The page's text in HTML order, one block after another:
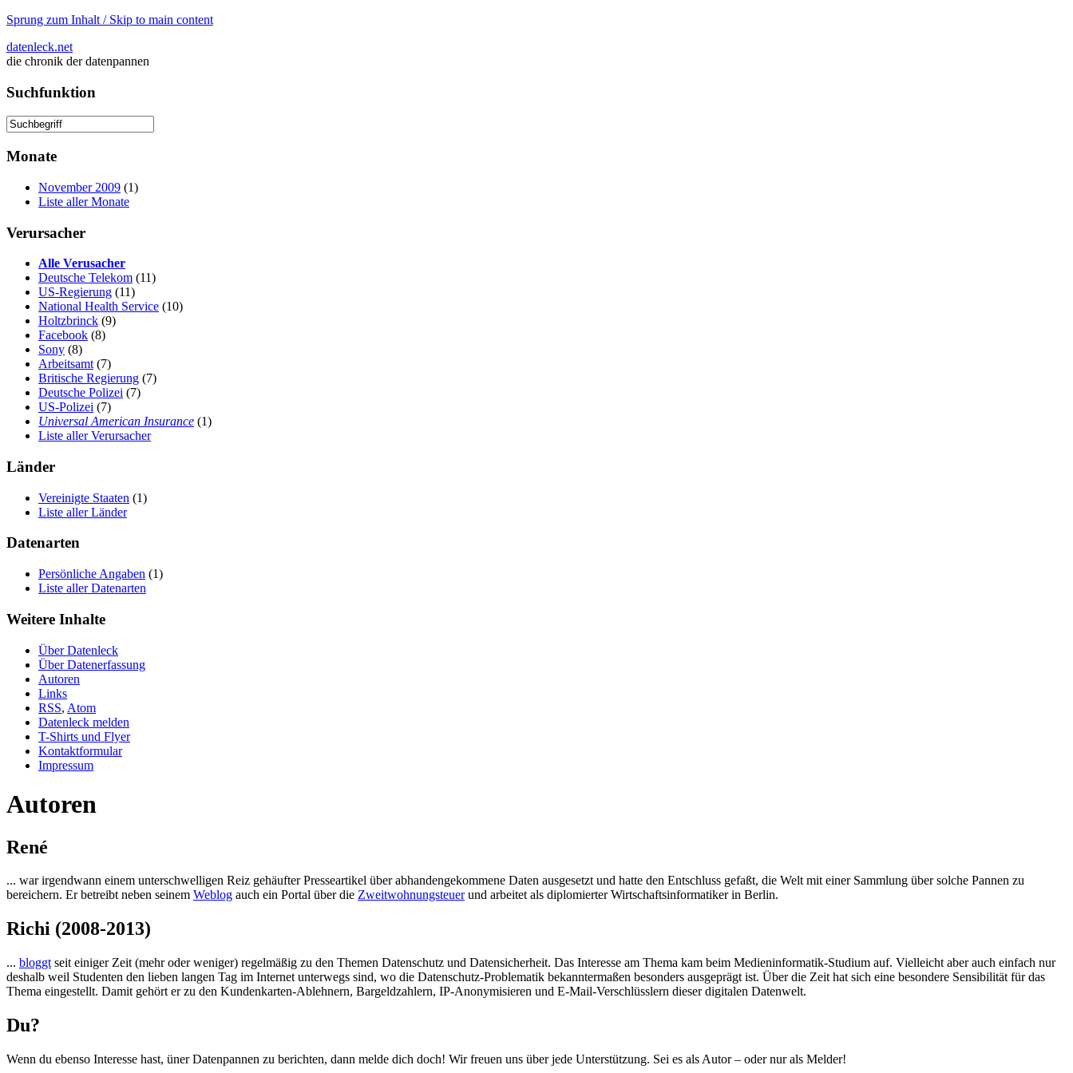
Sprung zum Inhalt / Skip to main content
datenleck.net
die chronik der datenpannen
Suchfunktion
Monate
November 2009 (1)
Liste aller Monate
Verursacher
Alle Verusacher
Deutsche Telekom (11)
US-Regierung (11)
National Health Service (10)
Holtzbrinck (9)
Facebook (8)
Sony (8)
Arbeitsamt (7)
Britische Regierung (7)
Deutsche Polizei (7)
US-Polizei (7)
Universal American Insurance (1)
Liste aller Verursacher
Länder
Vereinigte Staaten (1)
Liste aller Länder
Datenarten
Persönliche Angaben (1)
Liste aller Datenarten
Weitere Inhalte
Über Datenleck
Über Datenerfassung
Autoren
Links
RSS, Atom
Datenleck melden
T-Shirts und Flyer
Kontaktformular
Impressum
Autoren
René
... war irgendwann einem unterschwelligen Reiz gehäufter Presseartikel über abhandengekommene Daten ausgesetzt und hatte den Entschluss gefaßt, die Welt mit einer Sammlung über solche Pannen zu
bereichern. Er betreibt neben seinem Weblog auch ein Portal über die Zweitwohnungsteuerund arbeitet als diplomierter Wirtschaftsinformatiker in Berlin.
Richi (2008-2013)
... bloggt seit einiger Zeit (mehr oder weniger) regelmäßig zu den Themen Datenschutz und Datensicherheit. Das Interesse am Thema kam beim Medieninformatik-Studium auf. Vielleicht aber auch einfach nur
deshalb weil Studenten den lieben langen Tag im Internet unterwegs sind, wo die Datenschutz-Problematik bekanntermaßen besonders ausgeprägt ist. Über die Zeit hat sich eine besondere Sensibilität für das
Thema eingestellt. Damit gehört er zu den Kundenkarten-Ablehnern, Bargeldzahlern, IP-Anonymisieren und E-Mail-Verschlüsslern dieser digitalen Datenwelt.
Du?
Wenn du ebenso Interesse hast, üner Datenpannen zu berichten, dann melde dich doch! Wir freuen uns über jede Unterstützung. Sei es als Autor – oder nur als Melder!